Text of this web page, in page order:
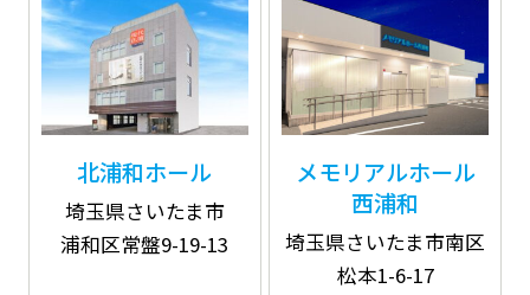
北浦和ホール
埼玉県さいたま市
浦和区常盤9-19-13
メモリアルホール
西浦和
埼玉県さいたま市南区
松本1-6-17